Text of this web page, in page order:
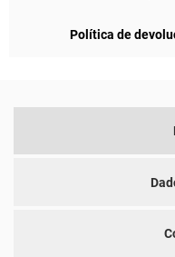
Política de